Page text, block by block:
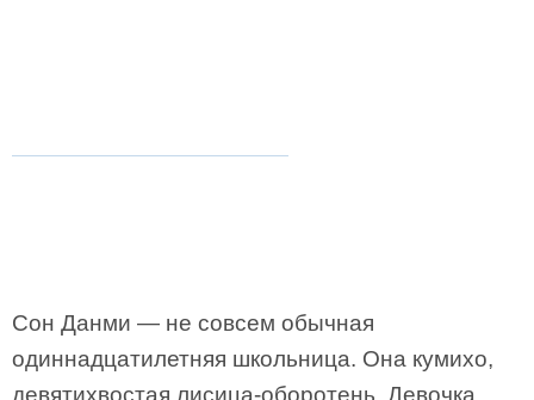
Сон Данми — не совсем обычная
одиннадцатилетняя школьница. Она кумихо,
девятихвостая лисица-оборотень. Девочка